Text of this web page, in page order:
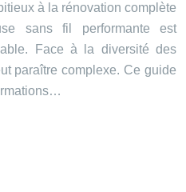
à la rénovation complète
sans fil performante est
Face à la diversité des
paraître complexe. Ce guide